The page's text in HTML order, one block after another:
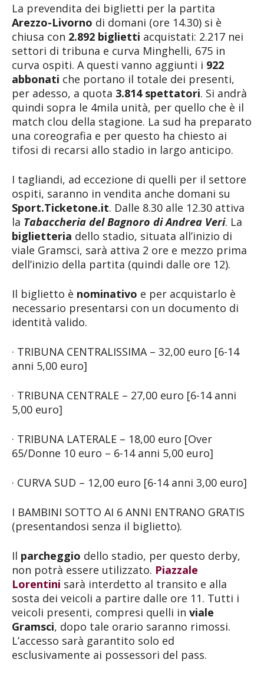
La prevendita dei biglietti per la partita
Arezzo-Livorno di domani (ore 14.30) si è
chiusa con 2.892 biglietti acquistati: 2.217 nei
settori di tribuna e curva Minghelli, 675 in
curva ospiti. A questi vanno aggiunti i 922
abbonati che portano il totale dei presenti,
per adesso, a quota 3.814 spettatori. Si andrà
quindi sopra le 4mila unità, per quello che è il
match clou della stagione. La sud ha preparato
una coreografia e per questo ha chiesto ai
tifosi di recarsi allo stadio in largo anticipo.
I tagliandi, ad eccezione di quelli per il settore
ospiti, saranno in vendita anche domani su
Sport.Ticketone.it. Dalle 8.30 alle 12.30 attiva
la Tabaccheria del Bagnoro di Andrea Veri. La
biglietteria dello stadio, situata all’inizio di
viale Gramsci, sarà attiva 2 ore e mezzo prima
dell’inizio della partita (quindi dalle ore 12).
Il biglietto è nominativo e per acquistarlo è
necessario presentarsi con un documento di
identità valido.
· TRIBUNA CENTRALISSIMA – 32,00 euro [6-14
anni 5,00 euro]
· TRIBUNA CENTRALE – 27,00 euro [6-14 anni
5,00 euro]
· TRIBUNA LATERALE – 18,00 euro [Over
65/Donne 10 euro – 6-14 anni 5,00 euro]
· CURVA SUD – 12,00 euro [6-14 anni 3,00 euro]
I BAMBINI SOTTO AI 6 ANNI ENTRANO GRATIS
(presentandosi senza il biglietto).
Il parcheggio dello stadio, per questo derby,
non potrà essere utilizzato. Piazzale
Lorentini sarà interdetto al transito e alla
sosta dei veicoli a partire dalle ore 11. Tutti i
veicoli presenti, compresi quelli in viale
Gramsci, dopo tale orario saranno rimossi.
L’accesso sarà garantito solo ed
esclusivamente ai possessori del pass.